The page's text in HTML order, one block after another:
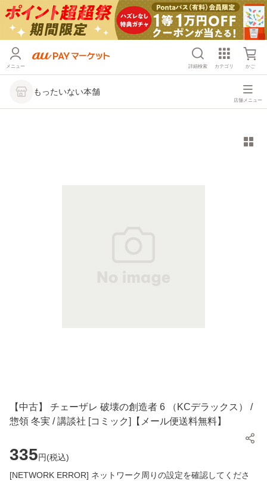
メニュー 詳細検索 カテゴリ かご
もったいない本舗
店舗メニュー
【中古】 チェーザレ 破壊の創造者 6 （KCデラックス） /
惣領 冬実 / 講談社 [コミック]【メール便送料無料】
335円(税込)
[NETWORK ERROR] ネットワーク周りの設定を確認してくださ